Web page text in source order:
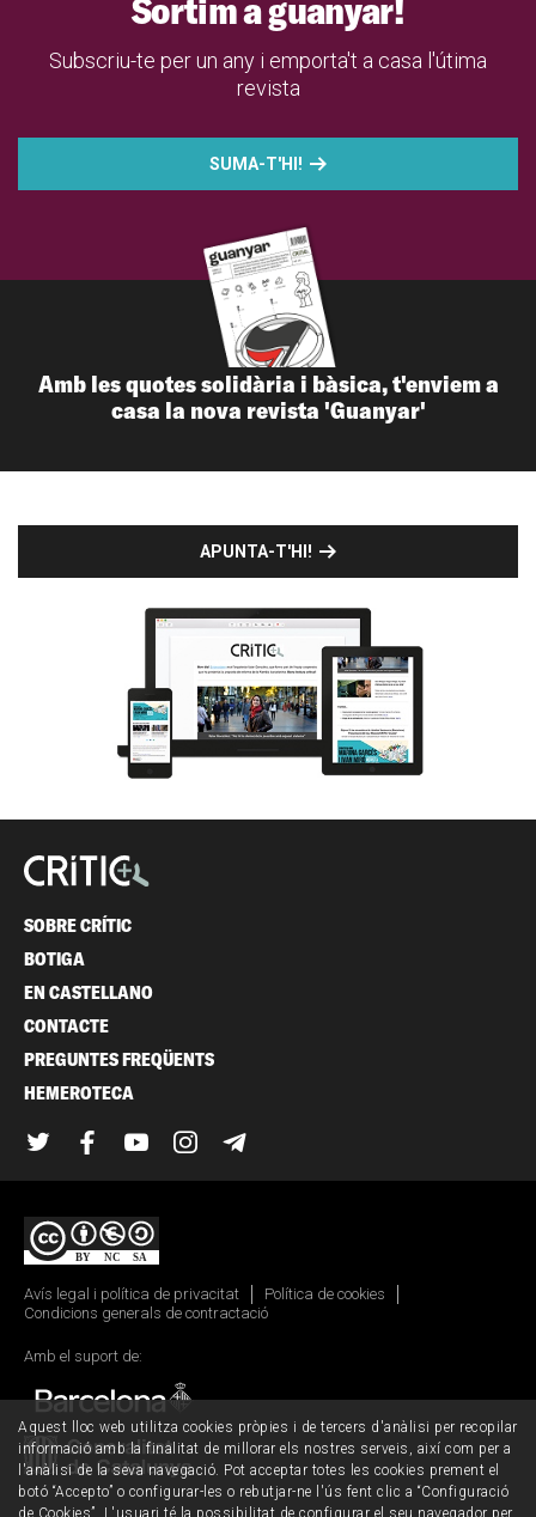
Sortim a guanyar!
Subscriu-te per un any i emporta't a casa l'útima
revista
SUMA-T'HI!
Amb les quotes solidària i bàsica, t'enviem a
casa la nova revista 'Guanyar'
APUNTA-T'HI!
SOBRE CRÍTIC
BOTIGA
EN CASTELLANO
CONTACTE
PREGUNTES FREQÜENTS
HEMEROTECA
TwitterFacebook
YouTubeInstagram
Avís legal i política de privacitat
Política de cookies
Condicions generals de contractació
Amb el suport de:
Aquest lloc web utilitza cookies pròpies i de tercers d'anàlisi per recopilar
informació amb la finalitat de millorar els nostres serveis, així com per a
l'anàlisi de la seva navegació. Pot acceptar totes les cookies prement el
botó “Accepto” o configurar-les o rebutjar-ne l'ús fent clic a “Configuració
de Cookies”. L'usuari té la possibilitat de configurar el seu navegador per